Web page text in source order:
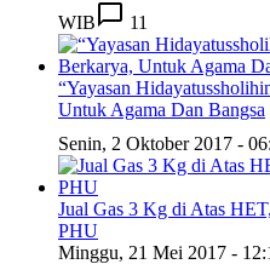
WIB
11
“Yayasan
Untuk Agama Dan Bangsa
Senin, 2 Oktober 2017 -
Jual Gas 3 Kg di Atas
PHU
Minggu, 21 Mei 2017 -